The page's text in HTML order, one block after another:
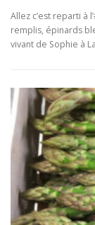
Allez c’est reparti à
remplis, épinards
vivant de Sophie à